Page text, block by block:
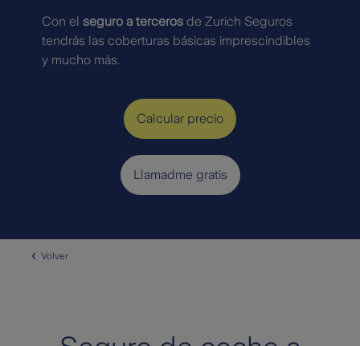
Con el seguro a terceros de Zurich Seguros
tendrás las coberturas básicas imprescindibles
y mucho más.
Calcular precio
Llamadme gratis
Volver